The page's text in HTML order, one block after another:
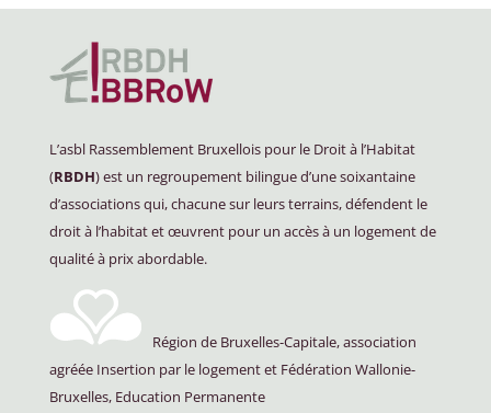
L’asbl Rassemblement Bruxellois pour le Droit à l’Habitat
(RBDH) est un regroupement bilingue d’une soixantaine
d’associations qui, chacune sur leurs terrains, défendent le
droit à l’habitat et œuvrent pour un accès à un logement de
qualité à prix abordable.
Région de Bruxelles-Capitale, association
agréée Insertion par le logement et Fédération Wallonie-
Bruxelles, Education Permanente